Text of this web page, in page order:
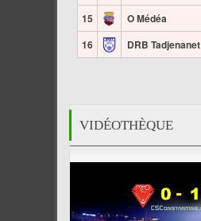
15
O Médéa
16
DRB Tadjenanet
VIDÉOTHÈQUE